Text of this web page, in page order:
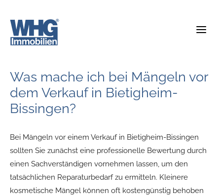
Inhalt
springen
Was mache ich bei Mängeln vor
dem Verkauf in Bietigheim-
Bissingen?
Bei Mängeln vor einem Verkauf in Bietigheim-Bissingen
sollten Sie zunächst eine professionelle Bewertung durch
einen Sachverständigen vornehmen lassen, um den
tatsächlichen Reparaturbedarf zu ermitteln. Kleinere
kosmetische Mängel können oft kostengünstig behoben